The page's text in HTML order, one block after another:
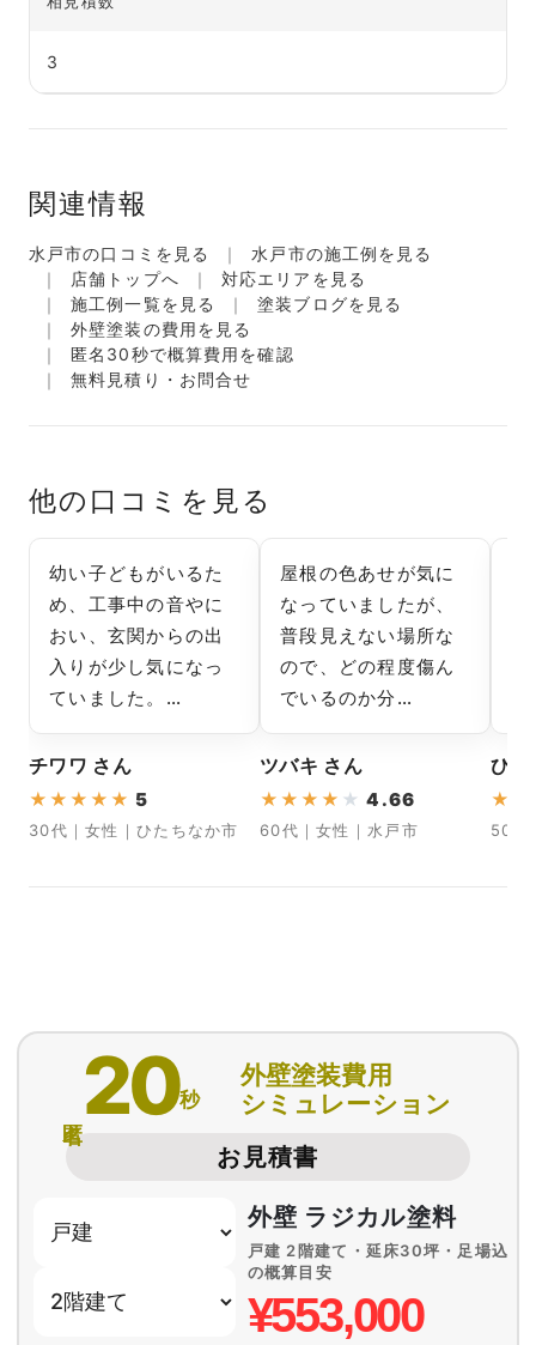
3
関連情報
水戸市の口コミを見る
水戸市の施工例を見る
店舗トップへ
対応エリアを見る
施工例一覧を見る
塗装ブログを見る
外壁塗装の費用を見る
匿名30秒で概算費用を確認
無料見積り・お問合せ
他の口コミを見る
幼い子どもがいるた
め、工事中の音やに
おい、玄関からの出
入りが少し気になっ
ていました。…
チワワ さん
★ ★ ★ ★ ★ 5
30代｜女性｜ひたちなか市
屋根の色あせが気に
なっていましたが、
普段見えない場所な
ので、どの程度傷ん
でいるのか分…
ツバキ さん
★ ★ ★ ★ ★ 4.66
60代｜女性｜水戸市
ひで
★
50代
20秒
外壁塗装費用
シミュレーション
お見積書
外壁 ラジカル塗料
戸建 2階建て・延床30坪・足場込
の概算目安
¥553,000